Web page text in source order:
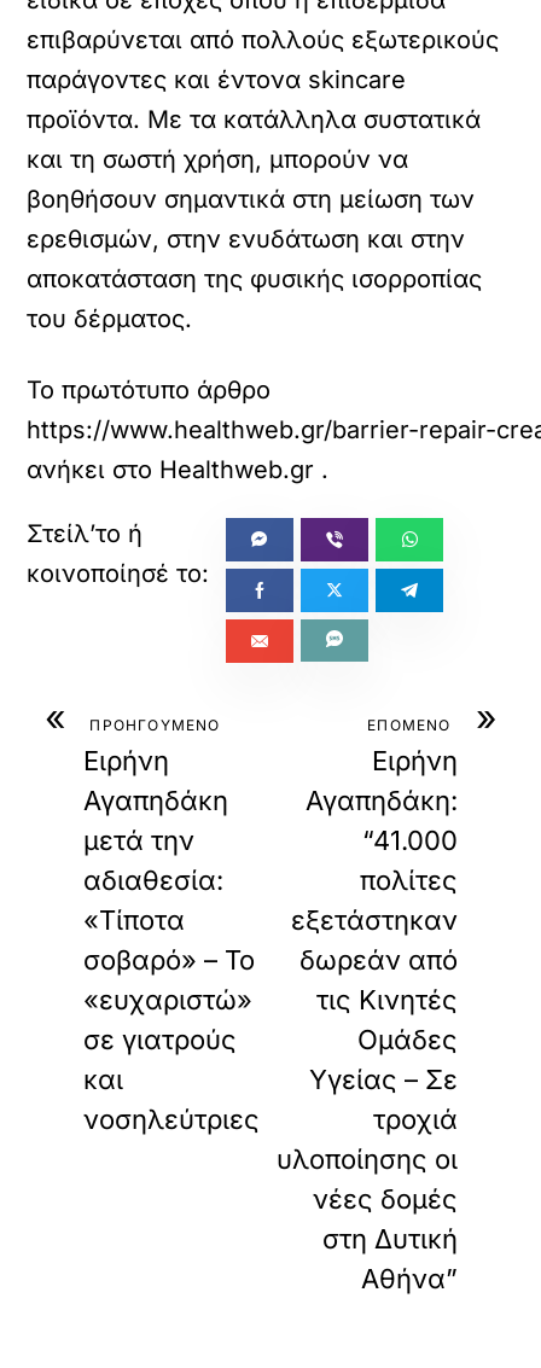
επιβαρύνεται από πολλούς εξωτερικούς
παράγοντες και έντονα skincare
προϊόντα. Με τα κατάλληλα συστατικά
και τη σωστή χρήση, μπορούν να
βοηθήσουν σημαντικά στη μείωση των
ερεθισμών, στην ενυδάτωση και στην
αποκατάσταση της φυσικής ισορροπίας
του δέρματος.
Το πρωτότυπο άρθρο
https://www.healthweb.gr/barrier-repair-
ανήκει στο Healthweb.gr .
« ΠΡΟΗΓΟΥΜΕΝΟ
Ειρήνη
Αγαπηδάκη
μετά την
αδιαθεσία:
«Τίποτα
σοβαρό» – Το
«ευχαριστώ»
σε γιατρούς
και
νοσηλεύτριες
»
ΕΠΟΜΕΝΟ
Ειρήνη
Αγαπηδάκη:
“41.000
πολίτες
εξετάστηκαν
δωρεάν από
τις Κινητές
Ομάδες
Υγείας – Σε
τροχιά
υλοποίησης οι
νέες δομές
στη Δυτική
Αθήνα”